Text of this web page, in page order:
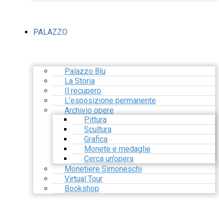
PALAZZO
Palazzo Blu
La Storia
Il recupero
L’esposizione permanente
Archivio opere
Pittura
Scultura
Grafica
Monete e medaglie
Cerca un’opera
Monetiere Simoneschi
Virtual Tour
Bookshop